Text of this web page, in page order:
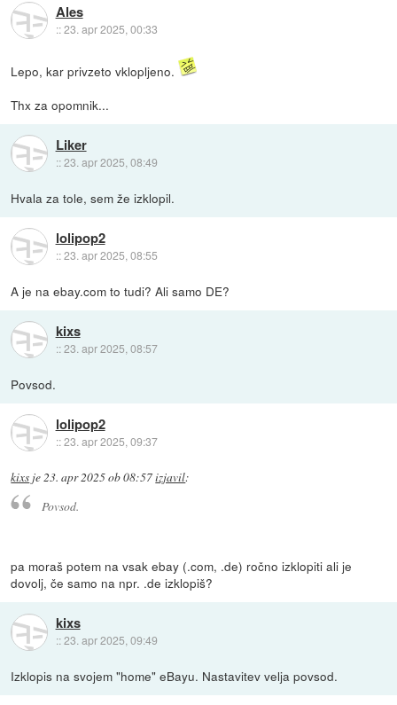
Ales
::23. apr 2025, 00:33
Lepo, kar privzeto vklopljeno.
Thx za opomnik...
Liker
::23. apr 2025, 08:49
Hvala za tole, sem že izklopil.
lolipop2
::23. apr 2025, 08:55
A je na ebay.com to tudi? Ali samo DE?
kixs
::23. apr 2025, 08:57
Povsod.
lolipop2
::23. apr 2025, 09:37
kixs je23. apr 2025 ob 08:57izjavil:
Povsod.
pa moraš potem na vsak ebay (.com, .de) ročno izklopiti ali je
dovolj, če samo na npr. .de izklopiš?
kixs
::23. apr 2025, 09:49
Izklopis na svojem "home" eBayu. Nastavitev velja povsod.